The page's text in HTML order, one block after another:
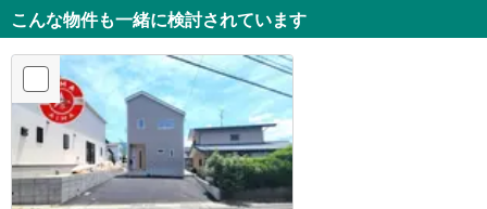
こんな物件も一緒に検討されています